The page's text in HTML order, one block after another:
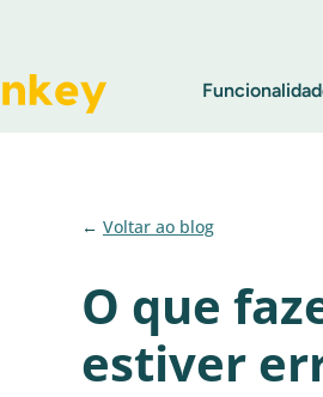
Voltar ao blog
O que
estiver